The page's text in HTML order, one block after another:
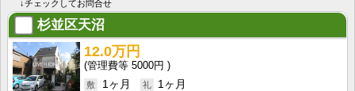
↓チェックしてお問合せ
杉並区天沼
12.0万円
5000円
1ヶ月
1ヶ月